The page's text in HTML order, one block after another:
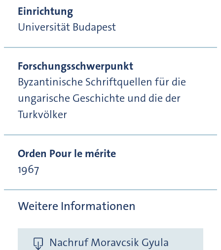
Einrichtung
Universität Budapest
Forschungsschwerpunkt
Byzantinische Schriftquellen für die
ungarische Geschichte und die der
Turkvölker
Orden Pour le mérite
1967
Weitere Informationen
Nachruf Moravcsik Gyula